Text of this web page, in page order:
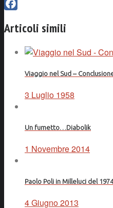
Articoli simili
Viaggio nel Sud –
3 Luglio 1958
Un fumetto…Diabolik
1 Novembre 2014
Paolo Poli in Milleluci del 1974
4 Giugno 2013